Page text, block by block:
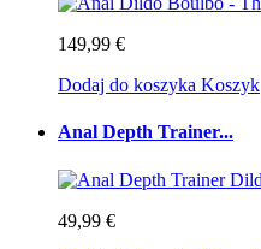
149,99 €
Dodaj do koszyka Koszyk
Anal Depth Trainer...
49,99 €